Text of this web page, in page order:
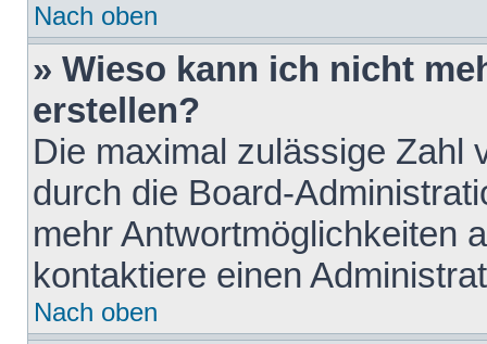
Nach oben
» Wieso kann ich nicht
erstellen?
Die maximal zulässige Zahl
durch die Board-
mehr Antwortmöglichkeiten
kontaktiere einen
Nach oben